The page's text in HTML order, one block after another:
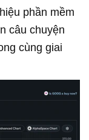
phần mềm
câu chuyện
cùng giai